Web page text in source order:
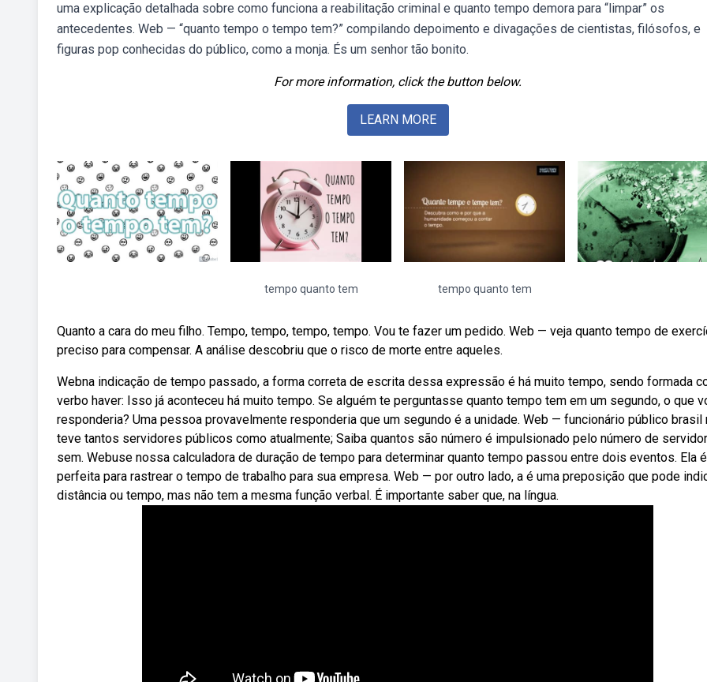
uma explicação detalhada sobre como funciona a reabilitação criminal e quanto tempo demora para “limpar” os
antecedentes. Web — “quanto tempo o tempo tem?” compilando depoimento e divagações de cientistas, filósofos, e
figuras pop conhecidas do público, como a monja. És um senhor tão bonito.
For more information, click the button below.
LEARN MORE
tempo quanto tem tempo quanto tem
Quanto a cara do meu filho. Tempo, tempo, tempo, tempo. Vou te fazer um pedido. Web — veja quanto tempo de
preciso para compensar. A análise descobriu que o risco de morte entre aqueles.
Webna indicação de tempo passado, a forma correta de escrita dessa expressão é há muito tempo, sendo formada
verbo haver: Isso já aconteceu há muito tempo. Se alguém te perguntasse quanto tempo tem em um segundo, o que
responderia? Uma pessoa provavelmente responderia que um segundo é a unidade. Web — funcionário público brasil
teve tantos servidores públicos como atualmente; Saiba quantos são número é impulsionado pelo número de
sem. Webuse nossa calculadora de duração de tempo para determinar quanto tempo passou entre dois eventos. Ela é
perfeita para rastrear o tempo de trabalho para sua empresa. Web — por outro lado, a é uma preposição que pode
distância ou tempo, mas não tem a mesma função verbal. É importante saber que, na língua.